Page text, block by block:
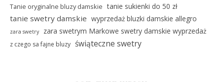
Tanie oryginalne bluzy damskie tanie sukienki do 50 zł
tanie swetry damskie wyprzedaż bluzki damskie allegro
zara swetry zara swetrym Markowe swetry damskie wyprzedaż
z czego sa fajne bluzy świąteczne swetry